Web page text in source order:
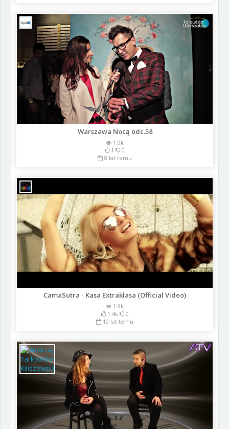
Warszawa Nocą odc.58
1.9k
1
0
8 lat temu
CamaSutra - Kasa Extraklasa (Official Video)
1.9k
1.4k
0
10 lat temu